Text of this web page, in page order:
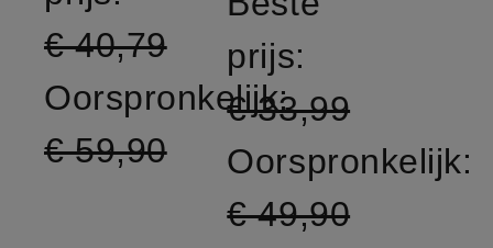
€ 40,79
Oorspronkelijk:
€ 59,90
prijs:
€ 33,99
Oorspronkelijk:
€ 49,90